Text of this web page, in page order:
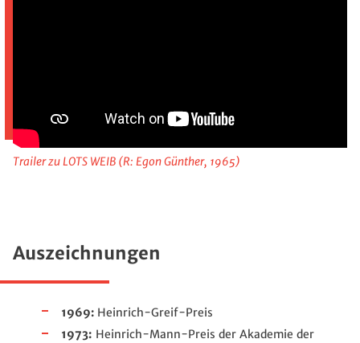
Trailer zu LOTS WEIB (R: Egon Günther, 1965)
Auszeichnungen
1969: Heinrich-Greif-Preis
1973: Heinrich-Mann-Preis der Akademie der